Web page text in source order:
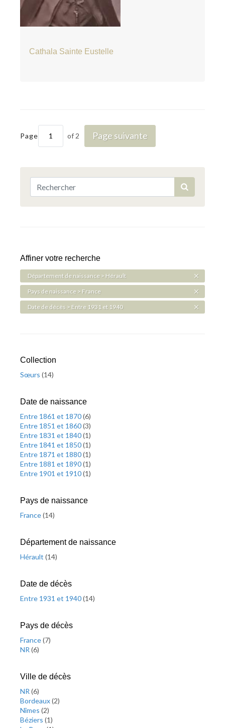
Cathala Sainte Eustelle
Page of 2 Page suivante
Affiner votre recherche
Département de naissance > Hérault
Pays de naissance > France
Date de décès > Entre 1931 et 1940
Collection
Sœurs (14)
Date de naissance
Entre 1861 et 1870(6)
Entre 1851 et 1860(3)
Entre 1831 et 1840(1)
Entre 1841 et 1850(1)
Entre 1871 et 1880(1)
Entre 1881 et 1890(1)
Entre 1901 et 1910(1)
Pays de naissance
France(14)
Département de naissance
Hérault (14)
Date de décès
Entre 1931 et 1940(14)
Pays de décès
France(7)
NR (6)
Ville de décès
NR (6)
Bordeaux(2)
Nîmes (2)
Béziers (1)